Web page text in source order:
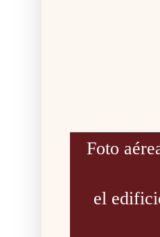
Foto
el